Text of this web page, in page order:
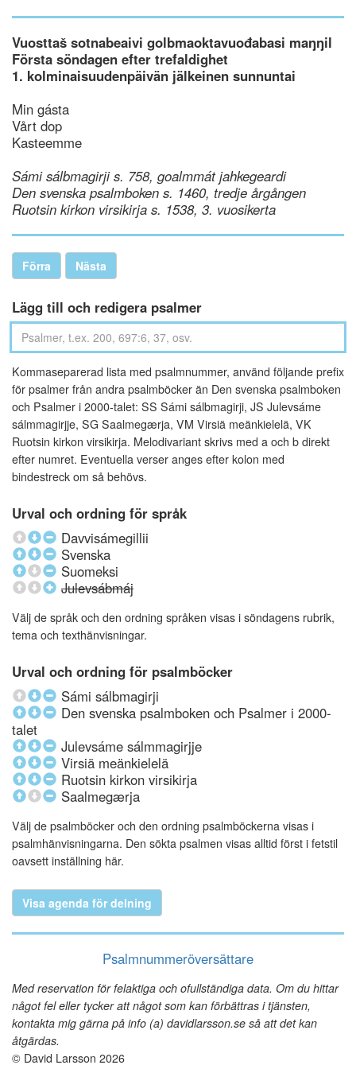
Vuosttaš sotnabeaivi golbmaoktavuođabasi maŋŋil
Första söndagen efter trefaldighet
1. kolminaisuudenpäivän jälkeinen sunnuntai
Min gásta
Vårt dop
Kasteemme
Sámi sálbmagirji s. 758, goalmmát jahkegeardi
Den svenska psalmboken s. 1460, tredje årgången
Ruotsin kirkon virsikirja s. 1538, 3. vuosikerta
Förra Nästa
Lägg till och redigera psalmer
Kommaseparerad lista med psalmnummer, använd följande prefix
för psalmer från andra psalmböcker än Den svenska psalmboken
och Psalmer i 2000-talet: SS Sámi sálbmagirji, JS Julevsáme
sálmmagirjje, SG Saalmegærja, VM Virsiä meänkielelä, VK
Ruotsin kirkon virsikirja. Melodivariant skrivs med a och b direkt
efter numret. Eventuella verser anges efter kolon med
bindestreck om så behövs.
Urval och ordning för språk
Davvisámegillii
Svenska
Suomeksi
Julevsábmáj
Välj de språk och den ordning språken visas i söndagens rubrik,
tema och texthänvisningar.
Urval och ordning för psalmböcker
Sámi sálbmagirji
Den svenska psalmboken och Psalmer i 2000-
talet
Julevsáme sálmmagirjje
Virsiä meänkielelä
Ruotsin kirkon virsikirja
Saalmegærja
Välj de psalmböcker och den ordning psalmböckerna visas i
psalmhänvisningarna. Den sökta psalmen visas alltid först i fetstil
oavsett inställning här.
Visa agenda för delning
Psalmnummeröversättare
Med reservation för felaktiga och ofullständiga data. Om du hittar
något fel eller tycker att något som kan förbättras i tjänsten,
kontakta mig gärna på info (a) davidlarsson.se så att det kan
åtgärdas.
© David Larsson 2026